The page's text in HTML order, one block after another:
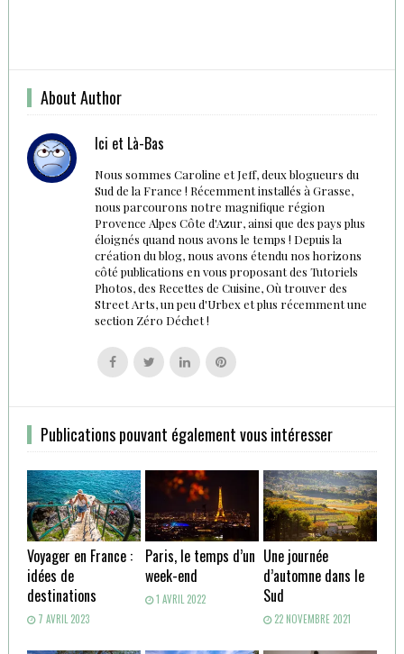
About Author
Ici et Là-Bas
Nous sommes Caroline et Jeff, deux blogueurs du
Sud de la France ! Récemment installés à Grasse,
nous parcourons notre magnifique région
Provence Alpes Côte d'Azur, ainsi que des pays plus
éloignés quand nous avons le temps ! Depuis la
création du blog, nous avons étendu nos horizons
côté publications en vous proposant des Tutoriels
Photos, des Recettes de Cuisine, Où trouver des
Street Arts, un peu d'Urbex et plus récemment une
section Zéro Déchet !
Follow
us
Follow
us
Follow
us
Follow
us
Publications pouvant également vous intéresser
Voyager en France :
idées de
destinations
7 AVRIL 2023
Paris, le temps d’un
week-end
1 AVRIL 2022
Une journée
d’automne dans le
Sud
22 NOVEMBRE 2021